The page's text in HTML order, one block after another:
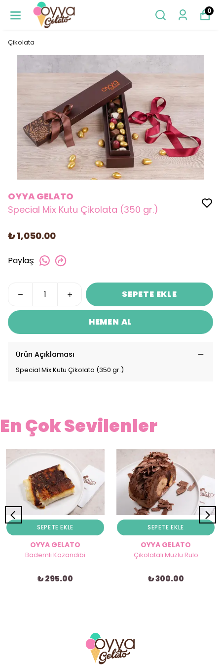
0
Çikolata
OYYA GELATO
Special Mix Kutu Çikolata (350 gr.)
₺ 1,050.00
Paylaş:
SEPETE EKLE
HEMEN AL
Ürün Açıklaması
Special Mix Kutu Çikolata (350 gr.)
En Çok Sevilenler
SEPETE EKLE
OYYA GELATO
Bademli Kazandibi
₺ 295.00
SEPETE EKLE
OYYA GELATO
Çikolatalı Muzlu Rulo
₺ 300.00